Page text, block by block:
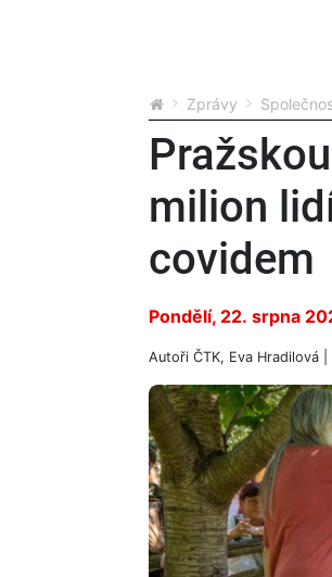
Zprávy
milion
covidem
Pondělí, 22. srpna
Autoři ČTK, Eva Hradilová